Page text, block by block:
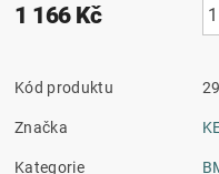
1 166 Kč
Kód produktu
Značka
Kategorie